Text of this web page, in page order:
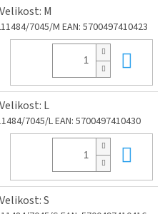
M
7045/M EAN: 5700497410423
L
7045/LEAN: 5700497410430
S